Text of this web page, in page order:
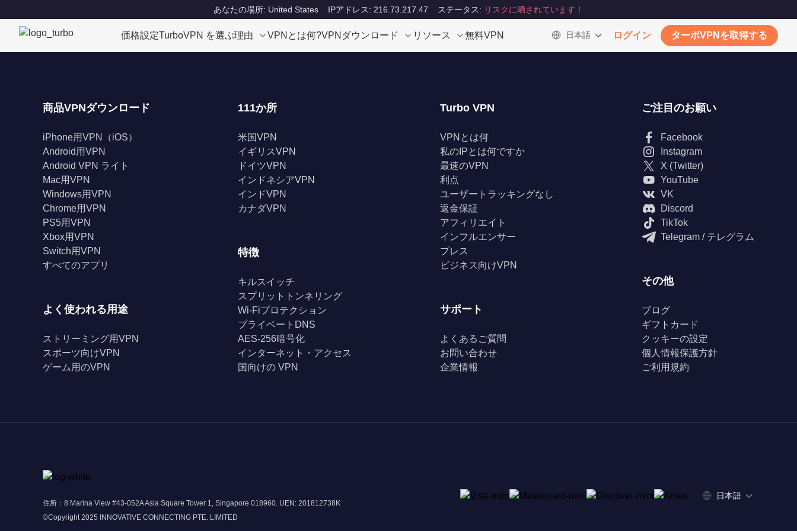
あなたの場所: United States IPアドレス: 216.73.217.47 ステータス: リスクに晒されています！
価格設定TurboVPN を選ぶ理由 VPNとは何?VPNダウンロード リソース 無料VPN 日本語 ログイン ターボVPNを取得する
商品VPNダウンロード
iPhone用VPN（iOS）
Android用VPN
Android VPN ライト
Mac用VPN
Windows用VPN
Chrome用VPN
PS5用VPN
Xbox用VPN
Switch用VPN
すべてのアプリ
よく使われる用途
ストリーミング用VPN
スポーツ向けVPN
ゲーム用のVPN
111か所
米国VPN
イギリスVPN
ドイツVPN
インドネシアVPN
インドVPN
カナダVPN
特徴
キルスイッチ
スプリットトンネリング
Wi-Fiプロテクション
プライベートDNS
AES-256暗号化
インターネット・アクセス
国向けの VPN
Turbo VPN
VPNとは何
私のIPとは何ですか
最速のVPN
利点
ユーザートラッキングなし
返金保証
アフィリエイト
インフルエンサー
プレス
ビジネス向けVPN
サポート
よくあるご質問
お問い合わせ
企業情報
ご注目のお願い
Facebook
Instagram
X (Twitter)
YouTube
VK
Discord
TikTok
Telegram / テレグラム
その他
ブログ
ギフトカード
クッキーの設定
個人情報保護方針
ご利用規約
住所：8 Marina View #43-052A Asia Square Tower 1, Singapore 018960. UEN: 201812738K
©Copyright 2025 INNOVATIVE CONNECTING PTE. LIMITED
日本語